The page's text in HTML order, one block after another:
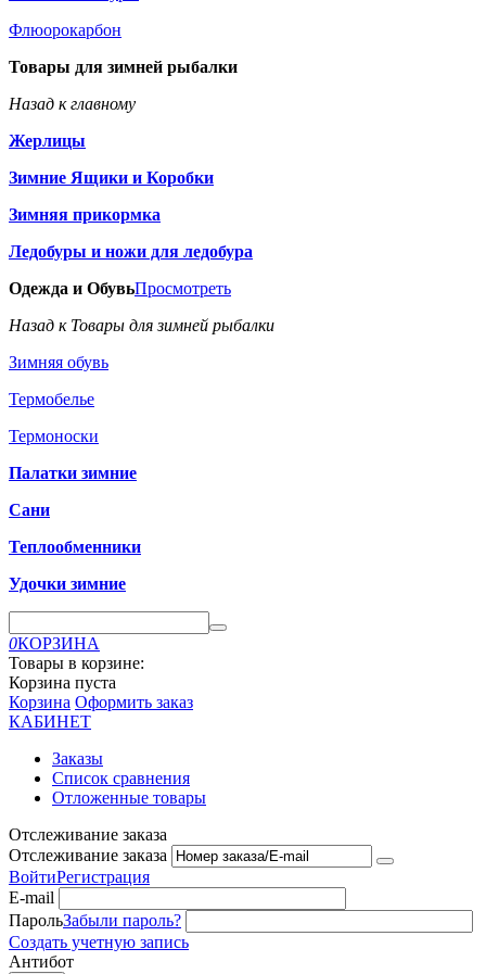
Флюорокарбон
Товары для зимней рыбалки
Назад к главному
Жерлицы
Зимние Ящики и Коробки
Зимняя прикормка
Ледобуры и ножи для ледобура
Одежда и ОбувьПросмотреть
Назад к Товары для зимней рыбалки
Зимняя обувь
Термобелье
Термоноски
Палатки зимние
Сани
Теплообменники
Удочки зимние
0КОРЗИНА
Товары в корзине:
Корзина пуста
Корзина Оформить заказ
КАБИНЕТ
Заказы
Список сравнения
Отложенные товары
Отслеживание заказа
Отслеживание заказа
ВойтиРегистрация
E-mail
ПарольЗабыли пароль?
Создать учетную запись
Антибот